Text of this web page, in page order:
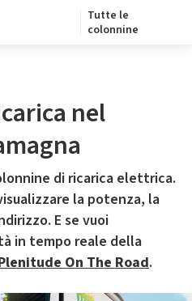
Tutte le
colonnine
nel
di ricarica elettrica.
la potenza, la
E se vuoi
in tempo reale della
On The Road.